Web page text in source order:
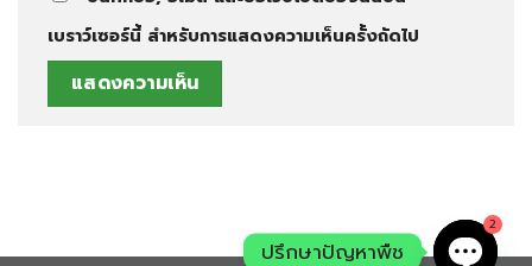
เบราว์เซอร์นี้ สำหรับการแสดงความเห็นครั้งถัดไป
ปรึกษาปัญหาพืช
2